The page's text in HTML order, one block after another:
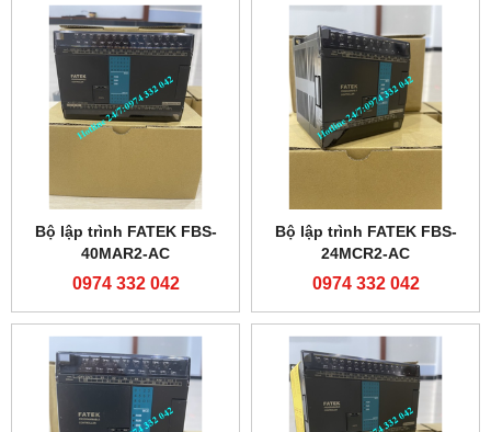
Bộ lập trình FATEK FBS-
40MAR2-AC
0974 332 042
Bộ lập trình FATEK FBS-
24MCR2-AC
0974 332 042